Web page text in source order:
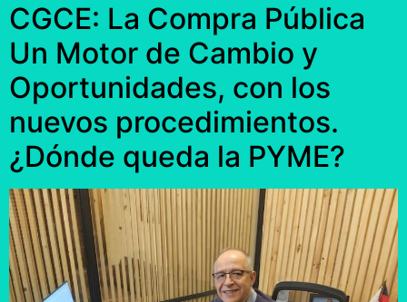
CGCE: La Compra Pública
Un Motor de Cambio y
Oportunidades, con los
nuevos procedimientos.
¿Dónde queda la PYME?